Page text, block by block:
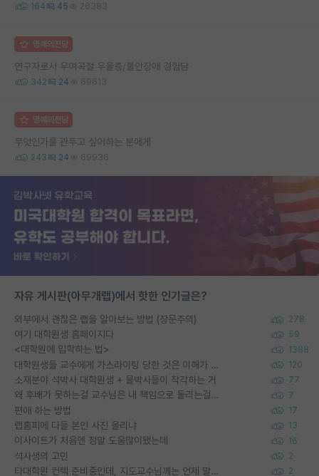
164 45 26383
명예의전당
연구자로서 우여곡절 우울증/불안장애 경험담
342 24 69613
명예의전당
무엇인가를 관두고 싶어하는 분에게
243 24 69936
자유 게시판(아무개랩)에서 핫한 인기글은?
외부에서 괜찮은 랩을 알아보는 방법 (장문주의) 278
여기 대학원생 홈페이지다 59
<대학원에 입학하는 법> 1388
대학원생들 교수에게 가스라이팅 당한 것은 이해가 갑니다. 안타깝네요. 120
소재분야 석박사 대학원생 + 물박사들이 착각하는 거 77
왜 후배가 못하는걸 교수님은 내 책임으로 돌리는걸까요? 7
편애 하는 방법 17
랩홈피에 다들 본인 사진 올리냐 13
이사이트가 처음엔 정말 도움많이됐는데 16
석사생의 고민 2
타대학원 컨텍 준비중인데, 지도교수님께는 언제 말씀드려야 할까요? 2